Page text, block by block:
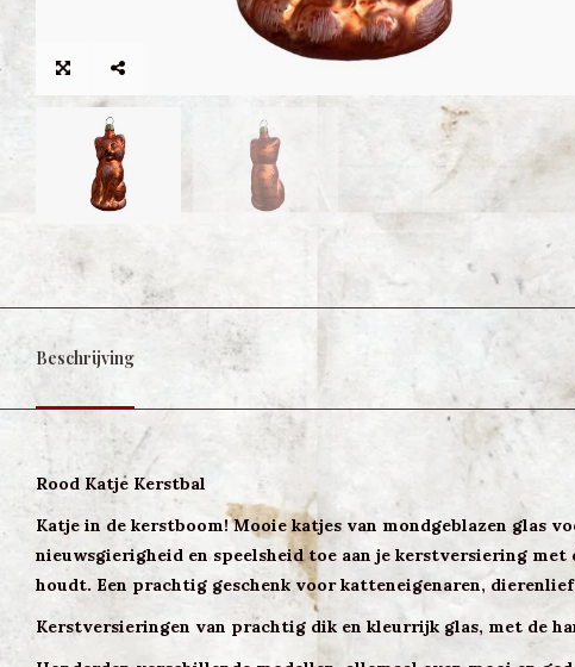
Beschrijving
Rood Katje Kerstbal
Katje in de kerstboom! Mooie katjes van mondgeblazen glas
nieuwsgierigheid en speelsheid toe aan je kerstversiering
houdt. Een prachtig geschenk voor katteneigenaren,
Kerstversieringen van prachtig dik en kleurrijk glas, met de